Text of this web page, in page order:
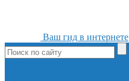
Ваш гид в интернете